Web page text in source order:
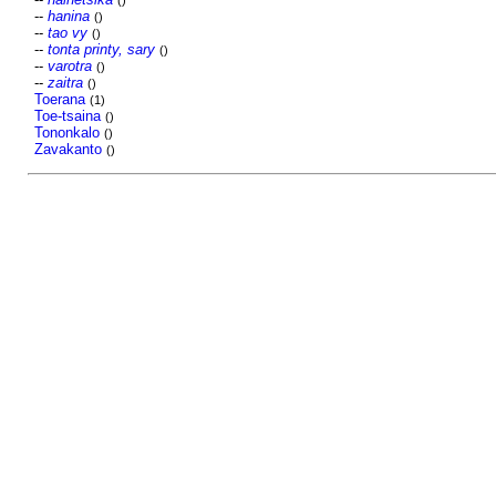
-- hanina ()
-- tao vy ()
-- tonta printy, sary ()
-- varotra ()
-- zaitra ()
Toerana (1)
Toe-tsaina ()
Tononkalo ()
Zavakanto ()